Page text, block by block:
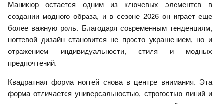
Маникюр остается одним из ключевых элементов в
создании модного образа, и в сезоне 2026 он играет еще
более важную роль. Благодаря современным тенденциям,
ногтевой дизайн становится не просто украшением, но и
отражением индивидуальности, стиля и модных
предпочтений.
Квадратная форма ногтей снова в центре внимания. Эта
форма отличается универсальностью, строгостью линий и